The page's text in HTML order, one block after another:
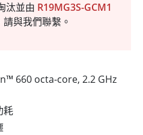
汰並由 R19MG3S-GCM1
與我們聯繫。
660 octa-core, 2.2 GHz
耗